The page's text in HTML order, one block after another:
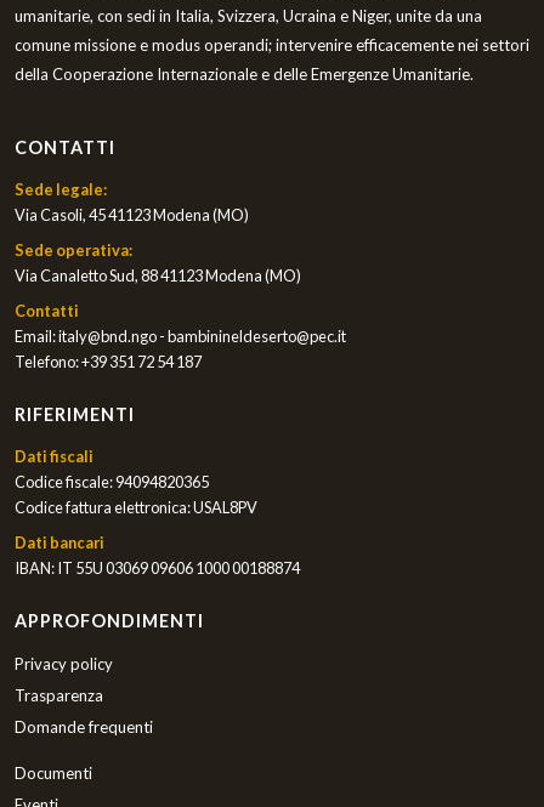
umanitarie, con sedi in Italia, Svizzera, Ucraina e Niger, unite da una
comune missione e modus operandi; intervenire efficacemente nei settori
della Cooperazione Internazionale e delle Emergenze Umanitarie.
CONTATTI
Sede legale:
Via Casoli, 45 41123 Modena (MO)
Sede operativa:
Via Canaletto Sud, 88 41123 Modena (MO)
Contatti
Email:italy@bnd.ngo - bambinineldeserto@pec.it
Telefono:+39 351 72 54 187
RIFERIMENTI
Dati fiscali
Codice fiscale: 94094820365
Codice fattura elettronica: USAL8PV
Dati bancari
IBAN: IT 55U 03069 09606 1000 00188874
APPROFONDIMENTI
Privacy policy
Trasparenza
Domande frequenti
Documenti